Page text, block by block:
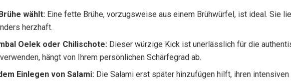
wählt: Eine fette Brühe, vorzugsweise aus einem Brühwürfel, ist ideal. Sie
herzhaft.
Oelek oder Chilischote: Dieser würzige Kick ist unerlässlich für die
hängt von Ihrem persönlichen Schärfegrad ab.
Einlegen von Salami: Die Salami erst später hinzufügen hilft, ihren